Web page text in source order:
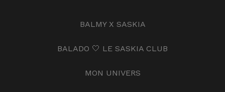
BALMY X SASKIA
BALADO 🤍 LE SASKIA CLUB
MON UNIVERS